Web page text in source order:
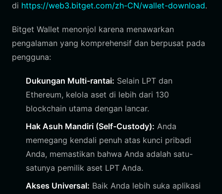
di https://web3.bitget.com/zh-CN/wallet-download.
Bitget Wallet menonjol karena menawarkan
pengalaman yang komprehensif dan berpusat pada
pengguna:
Dukungan Multi-rantai: Selain LPT dan
Ethereum, kelola aset di lebih dari 130
blockchain utama dengan lancar.
Hak Asuh Mandiri (Self-Custody): Anda
memegang kendali penuh atas kunci pribadi
Anda, memastikan bahwa Anda adalah satu-
satunya pemilik aset LPT Anda.
Akses Universal: Baik Anda lebih suka aplikasi